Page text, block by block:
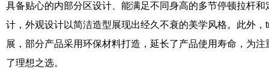
具备贴心的内部分区设计、能满足不同身高的多节停顿拉杆
计，外观设计以简洁造型展现出经久不衰的美学风格。此外
展，部分产品采用环保材料打造，延长了产品使用寿命，为
了理想之选。